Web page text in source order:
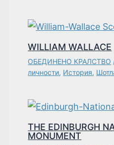
WILLIAM WALLACE
ОБЕДИНЕНО КРАЛСТВО
личности, История,
THE EDINBURGH
MONUMENT